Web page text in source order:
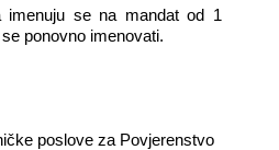
imenuju se na mandat od 1
ponovno imenovati.
poslove za Povjerenstvo